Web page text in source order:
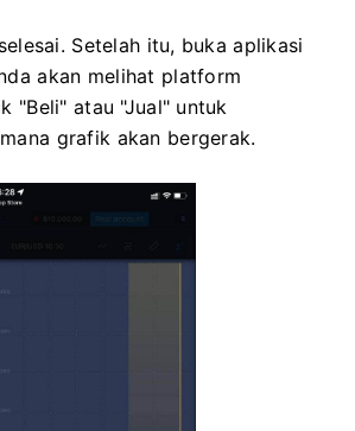
Setelah itu, buka aplikasi
akan melihat platform
"Beli" atau "Jual" untuk
grafik akan bergerak.